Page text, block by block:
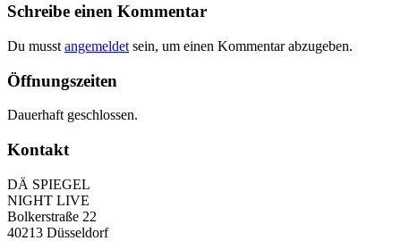
Schreibe einen Kommentar
Du musst angemeldet sein, um einen Kommentar abzugeben.
Öffnungszeiten
Dauerhaft geschlossen.
Kontakt
DÄ SPIEGEL
NIGHT LIVE
Bolkerstraße 22
40213 Düsseldorf